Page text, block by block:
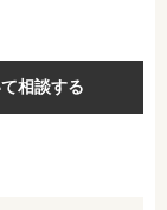
相談する